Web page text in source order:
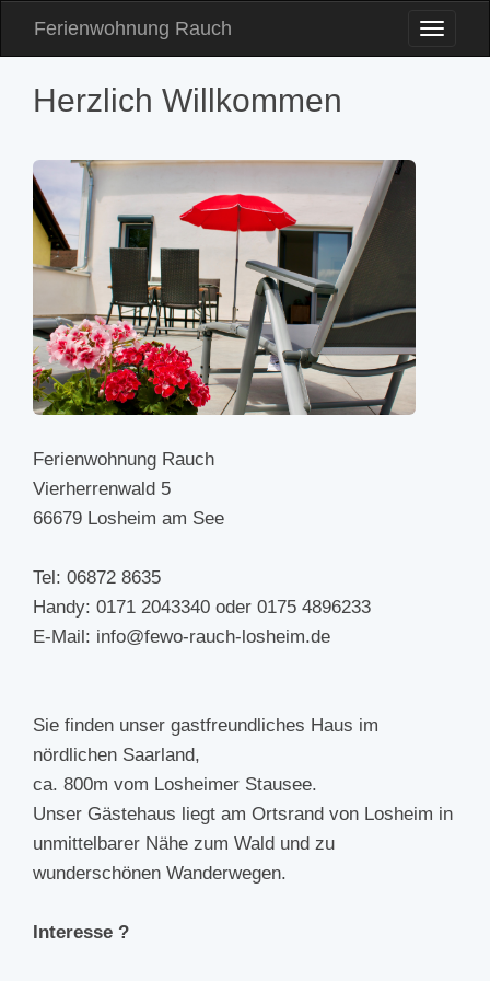
Toggle
Ferienwohnung Rauch
Herzlich Willkommen
Ferienwohnung Rauch
Vierherrenwald 5
66679 Losheim am See
Tel: 06872 8635
Handy: 0171 2043340 oder 0175 4896233
E-Mail: info@fewo-rauch-losheim.de
Sie finden unser gastfreundliches Haus im
nördlichen Saarland,
ca. 800m vom Losheimer Stausee.
Unser Gästehaus liegt am Ortsrand von Losheim in
unmittelbarer Nähe zum Wald und zu
wunderschönen Wanderwegen.
Interesse ?